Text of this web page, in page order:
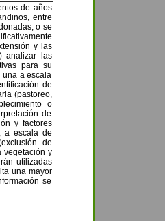
de años
entre
o se
y las
analizar las
para su
una a escala
de
(pastoreo,
o
de
y factores
a escala de
de
vegetación y
utilizadas
una mayor
se